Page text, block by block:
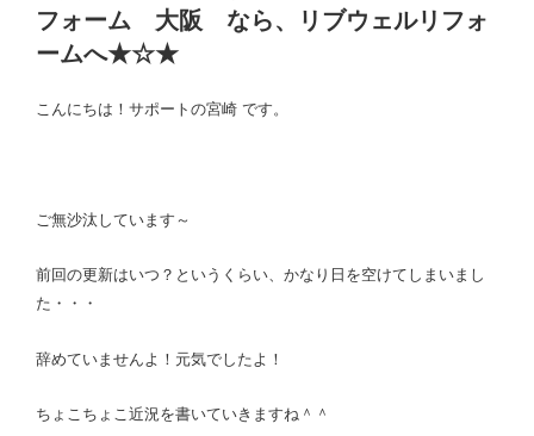
フォーム 大阪 なら、リブウェルリフォ
ームへ★☆★
こんにちは！サポートの宮崎 です。
ご無沙汰しています～
前回の更新はいつ？というくらい、かなり日を空けてしまいまし
た・・・
辞めていませんよ！元気でしたよ！
ちょこちょこ近況を書いていきますね＾＾